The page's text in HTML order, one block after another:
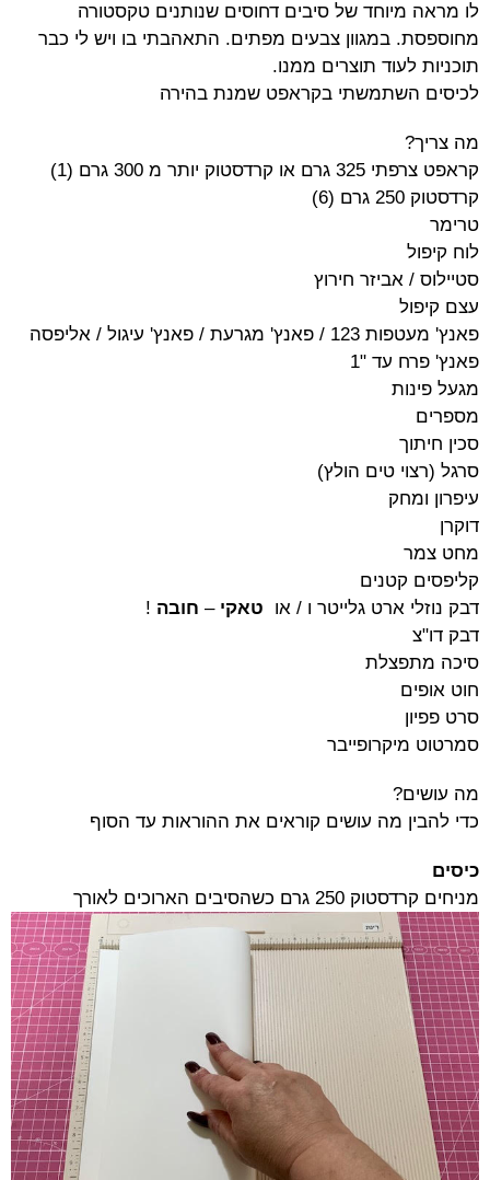
לו מראה מיוחד של סיבים דחוסים שנותנים טקסטורה
מחוספסת. במגוון צבעים מפתים. התאהבתי בו ויש לי כבר
תוכניות לעוד תוצרים ממנו.
לכיסים השתמשתי בקראפט שמנת בהירה
מה צריך?
קראפט צרפתי 325 גרם או קרדסטוק יותר מ 300 גרם (1)
קרדסטוק 250 גרם (6)
טרימר
לוח קיפול
סטיילוס / אביזר חירוץ
עצם קיפול
פאנץ' מעטפות 123 / פאנץ' מגרעת / פאנץ' עיגול / אליפסה
פאנץ' פרח עד "1
מגעל פינות
מספרים
סכין חיתוך
סרגל (רצוי טים הולץ)
עיפרון ומחק
דוקרן
מחט צמר
קליפסים קטנים
דבק נוזלי ארט גלייטר ו / או
טאקי – חובה !
דבק דו"צ
סיכה מתפצלת
חוט אופים
סרט פפיון
סמרטוט מיקרופייבר
מה עושים?
כדי להבין מה עושים קוראים את ההוראות עד הסוף
כיסים
מניחים קרדסטוק 250 גרם כשהסיבים הארוכים לאורך